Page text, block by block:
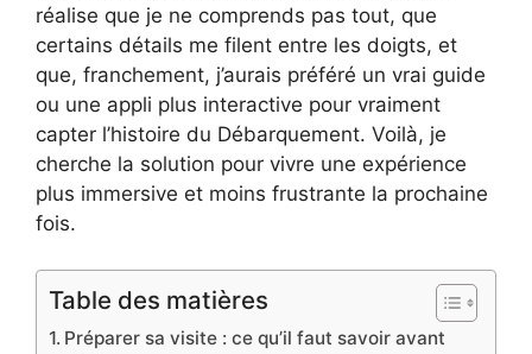
réalise que je ne comprends pas tout, que
certains détails me filent entre les doigts, et
que, franchement, j’aurais préféré un vrai guide
ou une appli plus interactive pour vraiment
capter l’histoire du Débarquement. Voilà, je
cherche la solution pour vivre une expérience
plus immersive et moins frustrante la prochaine
fois.
Table des matières
Préparer sa visite : ce qu’il faut savoir avant